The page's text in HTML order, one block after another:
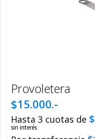
Provoletera
$15.000.-
Hasta 3 cuotas de
sin interés